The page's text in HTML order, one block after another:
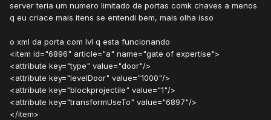
server teria um numero limitado de portas comk chaves a menos
q eu criace mais itens se entendi bem, mais olha isso
o xml da porta com lvl q esta funcionando
<item id="6896" article="a" name="gate of expertise">
<attribute key="type" value="door"/>
<attribute key="levelDoor" value="1000"/>
<attribute key="blockprojectile" value="1"/>
<attribute key="transformUseTo" value="6897"/>
</item>